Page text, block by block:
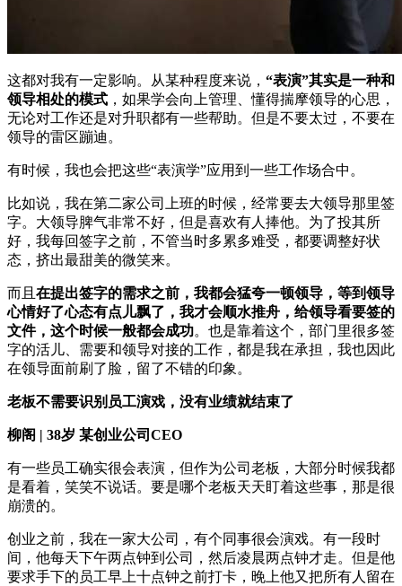
这都对我有一定影响。从某种程度来说， “表演”其实是一种和
领导相处的模式 ，如果学会向上管理、懂得揣摩领导的心思，
无论对工作还是对升职都有一些帮助。但是不要太过，不要在
领导的雷区蹦迪。
有时候，我也会把这些“表演学”应用到一些工作场合中。
比如说，我在第二家公司上班的时候，经常要去大领导那里签
字。大领导脾气非常不好，但是喜欢有人捧他。为了投其所
好，我每回签字之前，不管当时多累多难受，都要调整好状
态，挤出最甜美的微笑来。
而且 在提出签字的需求之前，我都会猛夸一顿领导，等到领导
心情好了心态有点儿飘了，我才会顺水推舟，给领导看要签的
文件，这个时候一般都会成功。也是靠着这个，部门里很多签
字的活儿、需要和领导对接的工作，都是我在承担，我也因此
在领导面前刷了脸，留了不错的印象。
老板不需要识别员工演戏，没有业绩就结束了
柳阁 | 38岁 某创业公司CEO
有一些员工确实很会表演，但作为公司老板，大部分时候我都
是看着，笑笑不说话。要是哪个老板天天盯着这些事，那是很
崩溃的。
创业之前，我在一家大公司，有个同事很会演戏。有一段时
间，他每天下午两点钟到公司，然后凌晨两点钟才走。但是他
要求手下的员工早上十点钟之前打卡，晚上他又把所有人留在